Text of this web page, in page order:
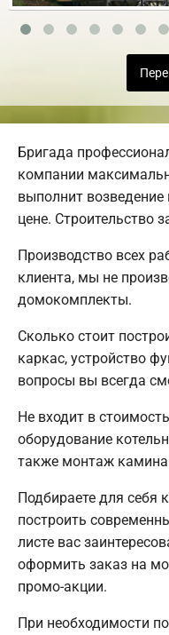
Бригада
компании
выполнит
цене. Строительство
Производство всех
клиента, мы не
домокомплекты.
Сколько стоит
каркас, устройство
вопросы вы всегда
Не входит в
оборудование
также монтаж камина
Подбираете для себя
построить
листе вас
оформить заказ на
промо-акции.
При необходимости